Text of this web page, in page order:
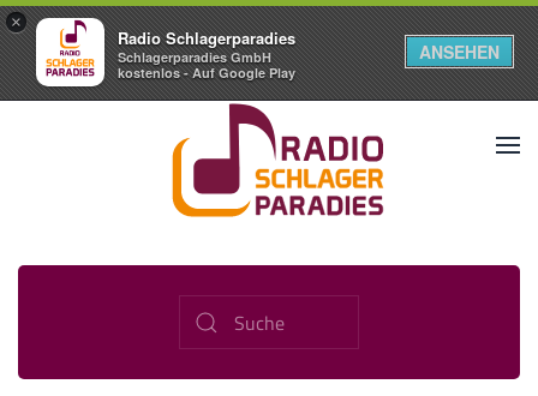
×
Radio Schlagerparadies
Schlagerparadies GmbH
kostenlos - Auf Google Play
ANSEHEN